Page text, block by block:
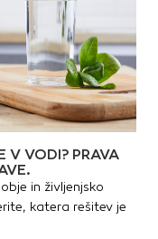
V VODI? PRAVA
in življenjsko
katera rešitev je